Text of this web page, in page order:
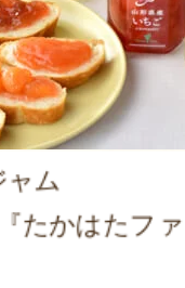
ャム
『たかはたフ